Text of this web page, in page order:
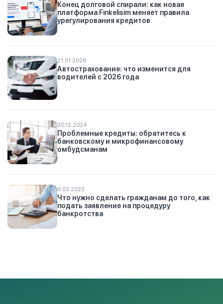
Конец долговой спирали: как новая
платформа Finkelisim меняет правила
урегулирования кредитов
21.01.2026
Автострахование: что изменится для
водителей с 2026 года
30.12.2024
Проблемные кредиты: обратитесь к
банковскому и микрофинансовому
омбудсманам
6.03.2023
Что нужно сделать гражданам до того, как
подать заявление на процедуру
банкротства